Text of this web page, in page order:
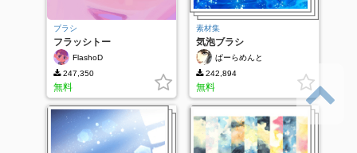
ブラシ
フラッシトー
FlashoD
247,350
無料
素材集
気泡ブラシ
ぱーらめんと
242,894
無料